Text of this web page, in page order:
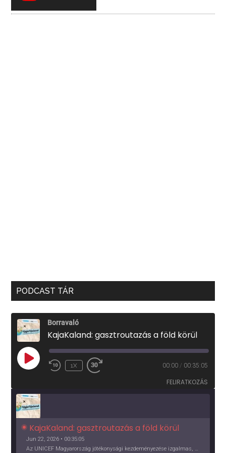
PODCAST TÁR
Borravaló
KajaKaland: gasztroutazás a föld körül
PLAY
EPISODE
1X 00:00 / 00:35:05
FELIRATKOZÁS
KajaKaland: gasztroutazás a föld körül
Jun 22, 2026 • 00:35:05
Az UNICEF Magyarország jótékonysági kezdeményezése izgalmas, egész éves világkörüli ízutazásra hív, igazi családi program és gasztroedukáció, illetve segítség a rászorulóknak is egyben.